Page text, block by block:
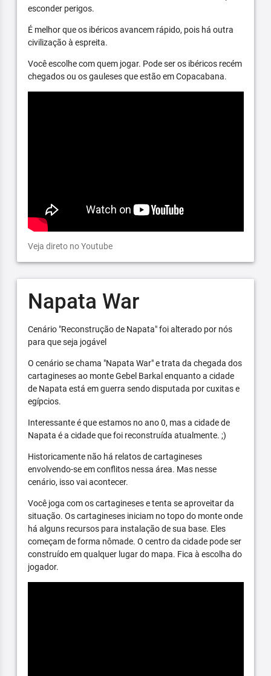
esconder perigos.
É melhor que os ibéricos avancem rápido, pois há outra
civilização à espreita.
Você escolhe com quem jogar. Pode ser os ibéricos recém
chegados ou os gauleses que estão em Copacabana.
Veja direto no Youtube
Napata War
Cenário "Reconstrução de Napata" foi alterado por nós
para que seja jogável
O cenário se chama "Napata War" e trata da chegada dos
cartagineses ao monte Gebel Barkal enquanto a cidade
de Napata está em guerra sendo disputada por cuxitas e
egípcios.
Interessante é que estamos no ano 0, mas a cidade de
Napata é a cidade que foi reconstruída atualmente. ;)
Historicamente não há relatos de cartagineses
envolvendo-se em conflitos nessa área. Mas nesse
cenário, isso vai acontecer.
Você joga com os cartagineses e tenta se aproveitar da
situação. Os cartagineses iniciam no topo do monte onde
há alguns recursos para instalação de sua base. Eles
começam de forma nômade. O centro da cidade pode ser
construído em qualquer lugar do mapa. Fica à escolha do
jogador.